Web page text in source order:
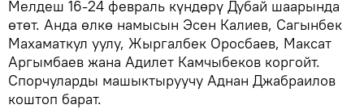
Мелдеш 16-24 февраль күндөрү Дубай шаарында
өтөт. Анда өлкө намысын Эсен Калиев, Сагынбек
Махаматкул уулу, Жыргалбек Оросбаев, Максат
Аргымбаев жана Адилет Камчыбеков коргойт.
Спорчуларды машыктыруучу Аднан Джабраилов
коштоп барат.